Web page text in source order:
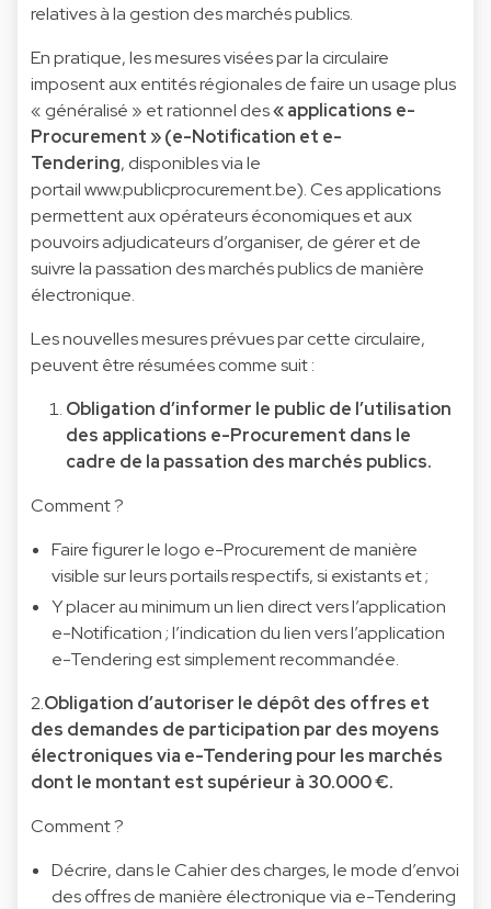
relatives à la gestion des marchés publics.
En pratique, les mesures visées par la circulaire
imposent aux entités régionales de faire un usage plus
« généralisé » et rationnel des« applications e-
Procurement » (e-Notification et e-
Tendering, disponibles via le
portailwww.publicprocurement.be). Ces applications
permettent aux opérateurs économiques et aux
pouvoirs adjudicateurs d’organiser, de gérer et de
suivre la passation des marchés publics de manière
électronique.
Les nouvelles mesures prévues par cette circulaire,
peuvent être résumées comme suit :
Obligation d’informer le public de l’utilisation
des applications e-Procurement dans le
cadre de la passation des marchés publics.
Comment ?
Faire figurer le logo e-Procurement de manière
visible sur leurs portails respectifs, si existants et ;
Y placer au minimum un lien direct vers l’application
e-Notification ; l’indication du lien vers l’application
e-Tendering est simplement recommandée.
2.Obligation d’autoriser le dépôt des offres et
des demandes de participation par des moyens
électroniques via e-Tendering pour les marchés
dont le montant est supérieur à 30.000 €.
Comment ?
Décrire, dans le Cahier des charges, le mode d’envoi
des offres de manière électronique via e-Tendering